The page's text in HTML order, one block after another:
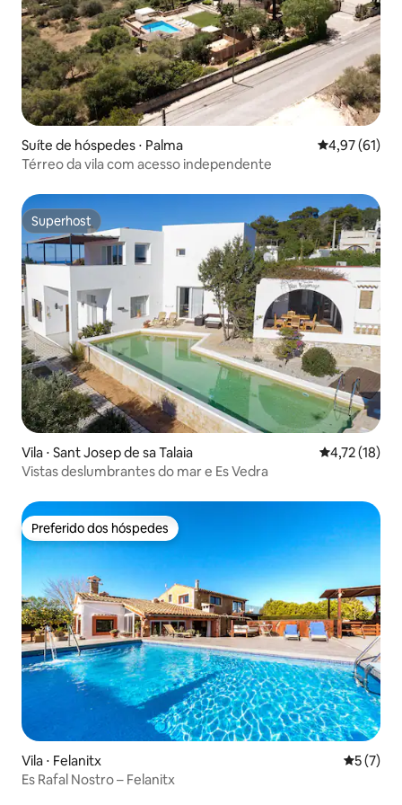
Suíte de hóspedes ⋅ Palma 4,97 de uma
4,97 (61)
Térreo da vila com acesso independente
Superhost
Superhost
Vila ⋅ Sant Josep de sa Talaia 4,72 de uma
4,72 (18)
Vistas deslumbrantes do mar e Es Vedra
Preferido dos hóspedes
Preferido dos hóspedes
Vila ⋅ Felanitx 5 de
5 (7)
Es Rafal Nostro – Felanitx